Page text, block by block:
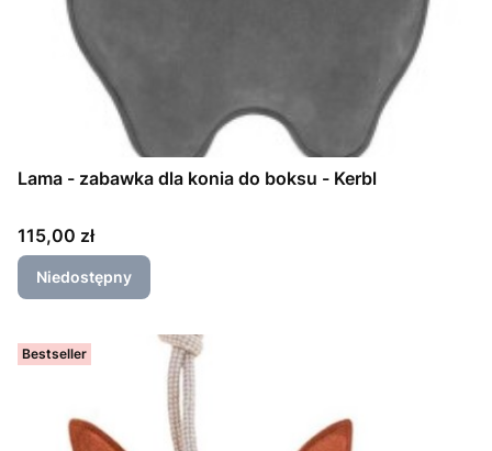
Lama - zabawka dla konia do boksu - Kerbl
Cena
115,00 zł
Niedostępny
Bestseller